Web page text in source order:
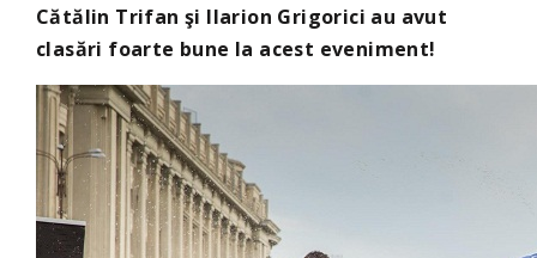
Cătălin Trifan şi Ilarion Grigorici au avut
clasări foarte bune la acest eveniment!